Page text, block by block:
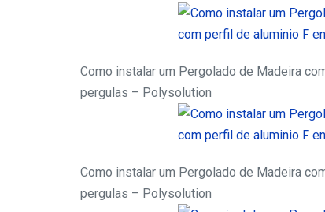
Como instalar um Pergolado de Madeira
pergulas – Polysolution
Como instalar um Pergolado de Madeira
pergulas – Polysolution